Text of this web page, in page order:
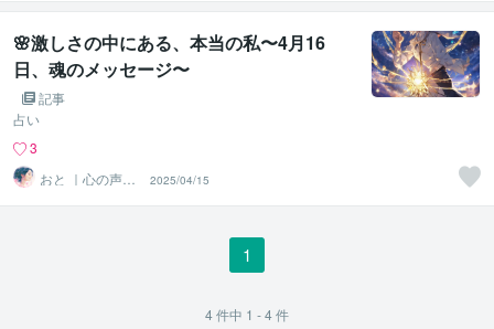
🌸激しさの中にある、本当の私〜4月16
日、魂のメッセージ〜
記事
占い
3
おと ｜心の声に
寄り添うセラピ
スト
2025/04/15
1
4件中 1 - 4件